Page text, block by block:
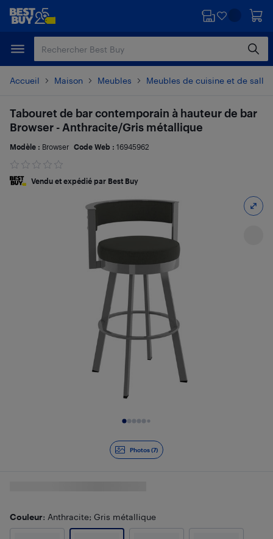
Passer
principal
Passer
Accueil Maison Meubles Meubles de cuisine et de salle
Photos (7)
Tabouret de bar contemporain à hauteur de bar
Browser - Anthracite/Gris métallique
Modèle : Browser Code Web : 16945962
Vendu et expédié par Best Buy
Couleur: Anthracite; Gris métallique